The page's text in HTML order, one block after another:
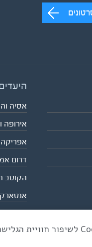
אסיה
אירופה
אפריקה
דרום
הקוטב
6879090 | פקס 03-6879099 |